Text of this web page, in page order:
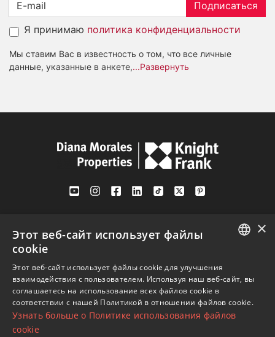
Подписаться
Я принимаю политика конфиденциальности
Мы ставим Вас в известность о том, что все личные
данные, указанные в анкете,...Развернуть
1st Floor, Office 3
29601 Marbella
Телефон:+34 952 765 138
Моб:+34 601 636 766
SPANISH
FRENCH
×
Этот веб-сайт использует файлы
cookie
Этот веб-сайт использует файлы cookie для улучшения
взаимодействия с пользователем. Используя наш веб-сайт, вы
соглашаетесь на использование всех файлов cookie в
соответствии с нашей Политикой в ​​отношении файлов cookie.
Узнать больше о Политике использования файлов
cookie